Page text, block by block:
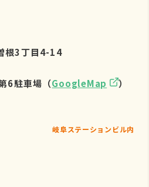
根3丁目4-14
6駐車場（GoogleMap
）
岐阜ステーションビル内